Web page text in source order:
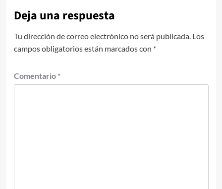
Deja una respuesta
Tu dirección de correo electrónico no será publicada. Los
campos obligatorios están marcados con *
Comentario *